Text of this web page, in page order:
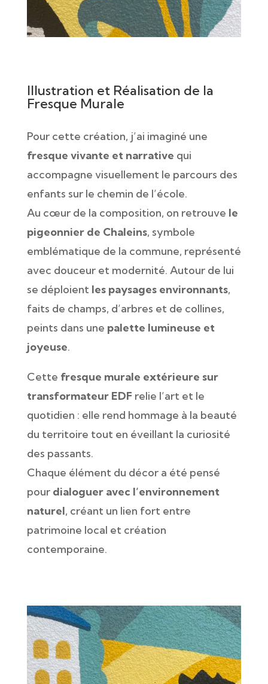
Illustration et Réalisation de la
Fresque Murale
Pour cette création, j’ai imaginé une
fresque vivante et narrative qui
accompagne visuellement le parcours des
enfants sur le chemin de l’école.
Au cœur de la composition, on retrouve le
pigeonnier de Chaleins, symbole
emblématique de la commune, représenté
avec douceur et modernité. Autour de lui
se déploient les paysages environnants,
faits de champs, d’arbres et de collines,
peints dans une palette lumineuse et
joyeuse.
Cette fresque murale extérieure sur
transformateur EDF relie l’art et le
quotidien : elle rend hommage à la beauté
du territoire tout en éveillant la curiosité
des passants.
Chaque élément du décor a été pensé
pour dialoguer avec l’environnement
naturel, créant un lien fort entre
patrimoine local et création
contemporaine.